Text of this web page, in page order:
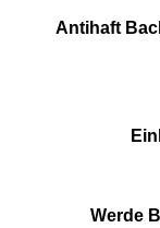
Antihaft
Werde